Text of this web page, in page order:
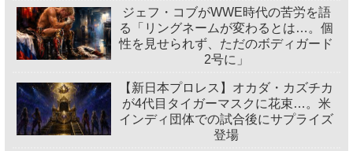
ジェフ・コブがWWE時代の苦労を語
る「リングネームが変わるとは…。個
性を見せられず、ただのボディガード
2号に」
【新日本プロレス】オカダ・カズチカ
が4代目タイガーマスクに花束…。米
インディ団体での試合後にサプライズ
登場